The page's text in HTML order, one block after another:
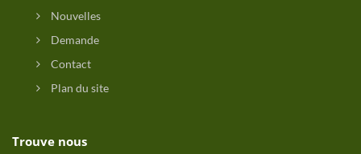
Nouvelles
Demande
Contact
Plan du site
Trouve nous